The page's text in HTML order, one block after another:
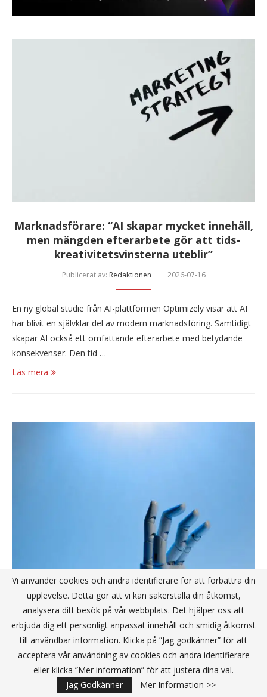
Marknadsförare: “AI skapar mycket innehåll,
men mängden efterarbete gör att tids-
kreativitetsvinsterna uteblir”
Publicerat av: Redaktionen 2026-07-16
En ny global studie från AI-plattformen Optimizely visar att AI
har blivit en självklar del av modern marknadsföring. Samtidigt
skapar AI också ett omfattande efterarbete med betydande
konsekvenser. Den tid …
Läs mera
Wiz Research: AI-användningen i molnmiljöer
blir allt mer fragmenterad
Publicerat av:Redaktionen 2026-07-16
68 procent av AI-användningen i molnet sker indirekt via
programvara hos tredjepart och utanför organisationernas
Vi använder cookies och andra identifierare för att förbättra din
upplevelse. Detta gör att vi kan säkerställa din åtkomst,
analysera ditt besök på vår webbplats. Det hjälper oss att
erbjuda dig ett personligt anpassat innehåll och smidig åtkomst
till användbar information. Klicka på ”Jag godkänner” för att
acceptera vår användning av cookies och andra identifierare
eller klicka ”Mer information” för att justera dina val.
Jag Godkänner
Mer Information >>